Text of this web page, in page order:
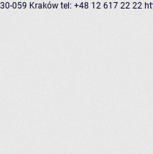
30-059 Kraków tel: +48 12 617 22 22